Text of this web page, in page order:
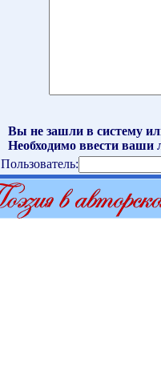
Вы не зашли в систему
Необходимо ввести ваши
Пользователь: